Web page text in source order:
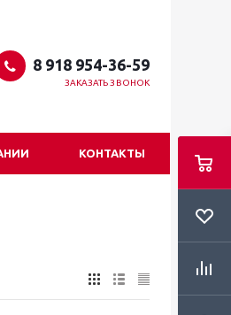
8 918 954-36-59
ЗАКАЗАТЬ ЗВОНОК
КОНТАКТЫ